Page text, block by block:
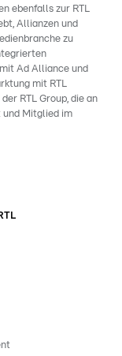
ebenfalls zur RTL
Allianzen und
zu
Ad Alliance und
mit RTL
RTL Group, die an
und Mitglied im